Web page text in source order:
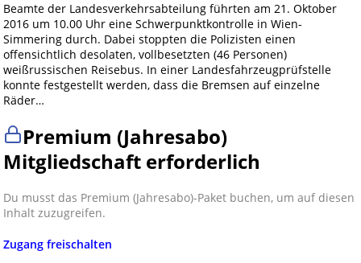
Beamte der Landesverkehrsabteilung führten am 21. Oktober
2016 um 10.00 Uhr eine Schwerpunktkontrolle in Wien-
Simmering durch. Dabei stoppten die Polizisten einen
offensichtlich desolaten, vollbesetzten (46 Personen)
weißrussischen Reisebus. In einer Landesfahrzeugprüfstelle
konnte festgestellt werden, dass die Bremsen auf einzelne
Räder…
Premium (Jahresabo)
Mitgliedschaft erforderlich
Du musst das Premium (Jahresabo)-Paket buchen, um auf diesen
Inhalt zuzugreifen.
Zugang freischalten